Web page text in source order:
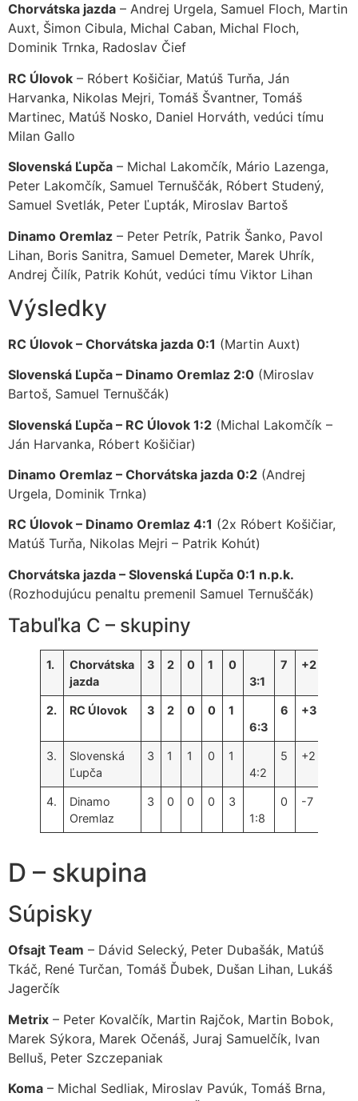
Chorvátska jazda – Andrej Urgela, Samuel Floch, Martin
Auxt, Šimon Cibula, Michal Caban, Michal Floch,
Dominik Trnka, Radoslav Čief
RC Úlovok – Róbert Košičiar, Matúš Turňa, Ján
Harvanka, Nikolas Mejri, Tomáš Švantner, Tomáš
Martinec, Matúš Nosko, Daniel Horváth, vedúci tímu
Milan Gallo
Slovenská Ľupča – Michal Lakomčík, Mário Lazenga,
Peter Lakomčík, Samuel Ternuščák, Róbert Studený,
Samuel Svetlák, Peter Ľupták, Miroslav Bartoš
Dinamo Oremlaz – Peter Petrík, Patrik Šanko, Pavol
Lihan, Boris Sanitra, Samuel Demeter, Marek Uhrík,
Andrej Čilík, Patrik Kohút, vedúci tímu Viktor Lihan
Výsledky
RC Úlovok – Chorvátska jazda 0:1 (Martin Auxt)
Slovenská Ľupča – Dinamo Oremlaz 2:0 (Miroslav
Bartoš, Samuel Ternuščák)
Slovenská Ľupča – RC Úlovok 1:2 (Michal Lakomčík –
Ján Harvanka, Róbert Košičiar)
Dinamo Oremlaz – Chorvátska jazda 0:2 (Andrej
Urgela, Dominik Trnka)
RC Úlovok – Dinamo Oremlaz 4:1 (2x Róbert Košičiar,
Matúš Turňa, Nikolas Mejri – Patrik Kohút)
Chorvátska jazda – Slovenská Ľupča 0:1 n.p.k.
(Rozhodujúcu penaltu premenil Samuel Ternuščák)
Tabuľka C – skupiny
1.
Chorvátska
jazda
3 2 0 1
0
3:1
7 +2
2. RC Úlovok 3 2 0 0
1
6:3
6 +3
3.
Slovenská
Ľupča
3 1 1 0
1
4:2
5 +2
4.
Dinamo
Oremlaz
3 0 0 0
3
1:8
0 -7
D – skupina
Súpisky
Ofsajt Team – Dávid Selecký, Peter Dubašák, Matúš
Tkáč, René Turčan, Tomáš Ďubek, Dušan Lihan, Lukáš
Jagerčík
Metrix – Peter Kovalčík, Martin Rajčok, Martin Bobok,
Marek Sýkora, Marek Očenáš, Juraj Samuelčík, Ivan
Belluš, Peter Szczepaniak
Koma – Michal Sedliak, Miroslav Pavúk, Tomáš Brna,